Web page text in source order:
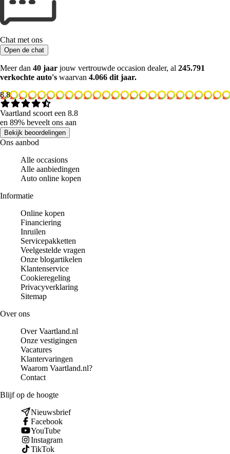
Chat met ons
Open de chat
Meer dan 40 jaar jouw vertrouwde occasion dealer, al 245.791
verkochte auto's waarvan 4.066 dit jaar.
8.8
Vaartland scoort een 8.8
en 89% beveelt ons aan
Bekijk beoordelingen
Ons aanbod
Alle occasions
Alle aanbiedingen
Auto online kopen
Informatie
Online kopen
Financiering
Inruilen
Servicepakketten
Veelgestelde vragen
Onze blogartikelen
Klantenservice
Cookieregeling
Privacyverklaring
Sitemap
Over ons
Over Vaartland.nl
Onze vestigingen
Vacatures
Klantervaringen
Waarom Vaartland.nl?
Contact
Blijf op de hoogte
Nieuwsbrief
Facebook
YouTube
Instagram
TikTok